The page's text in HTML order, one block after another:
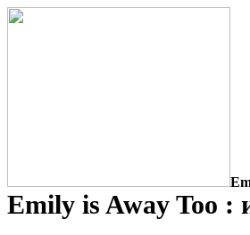
Emily is Away Too :